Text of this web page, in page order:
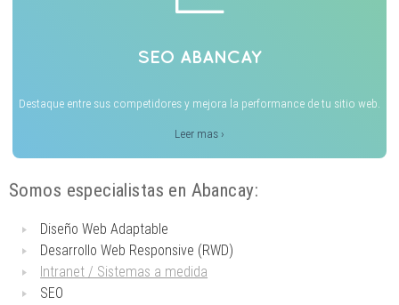
SEO ABANCAY
Destaque entre sus competidores y mejora la performance de tu sitio web.
Leer mas ›
Somos especialistas en Abancay:
Diseño Web Adaptable
Desarrollo Web Responsive (RWD)
Intranet / Sistemas a medida
SEO